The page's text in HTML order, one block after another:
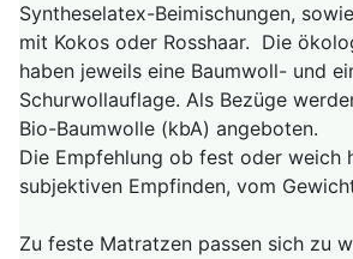
Syntheselatex-Beimischungen,
mit Kokos oder Rosshaar. Die
haben jeweils eine Baumwoll- und
Schurwollauflage. Als Bezüge
Bio-Baumwolle (kbA) angeboten.
Die Empfehlung ob fest oder weich
subjektiven Empfinden, vom
Zu feste Matratzen passen sich zu